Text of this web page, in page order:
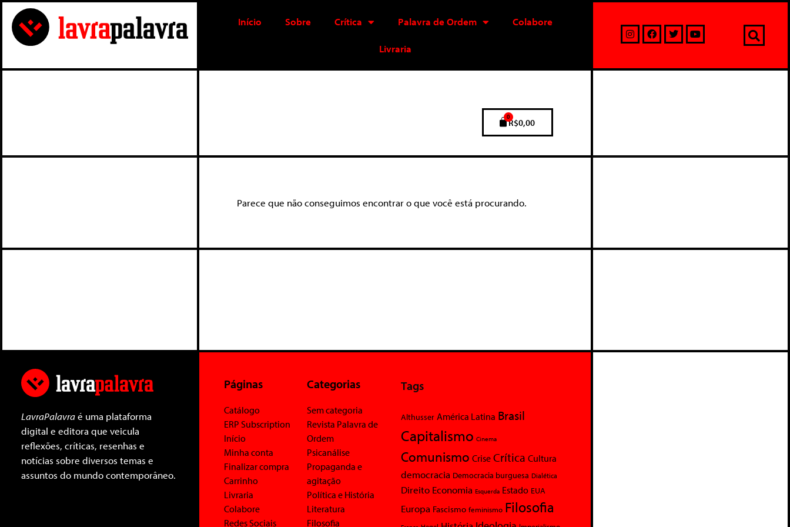
Início Sobre Crítica Palavra de Ordem Colabore
Livraria
R$0,00
0
Parece que não conseguimos encontrar o que você está procurando.
LavraPalavraé uma plataforma
digital e editora que veicula
reflexões, críticas, resenhas e
notícias sobre diversos temas e
assuntos do mundo contemporâneo.
Páginas
Catálogo
ERP Subscription
Início
Minha conta
Finalizar compra
Carrinho
Livraria
Colabore
Redes Sociais
Categorias
Sem categoria
Revista Palavra de
Ordem
Psicanálise
Propaganda e
agitação
Política e História
Literatura
Filosofia
Tags
Althusser América Latina Brasil
Capitalismo Cinema
Comunismo Crise Crítica Cultura
democracia Democracia burguesa Dialética
Direito Economia Esquerda Estado EUA
Europa Fascismo feminismo Filosofia